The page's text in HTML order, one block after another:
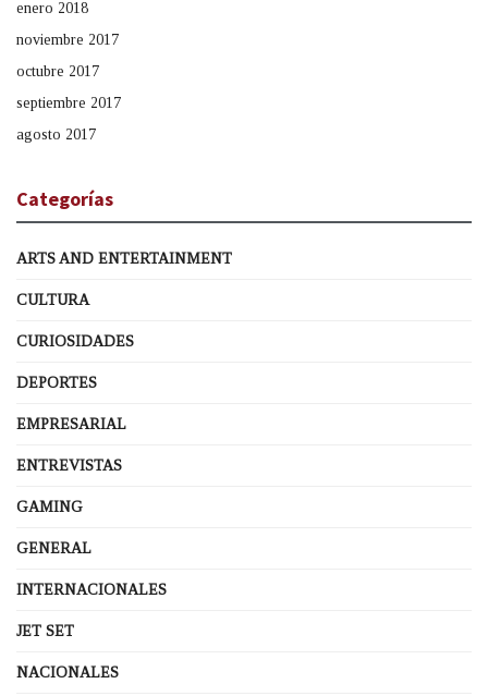
enero 2018
noviembre 2017
octubre 2017
septiembre 2017
agosto 2017
Categorías
ARTS AND ENTERTAINMENT
CULTURA
CURIOSIDADES
DEPORTES
EMPRESARIAL
ENTREVISTAS
GAMING
GENERAL
INTERNACIONALES
JET SET
NACIONALES